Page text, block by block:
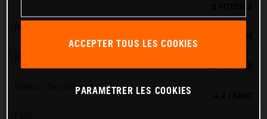
REFROIDISSEMENT LIQUIDE
SINGLE CYLINDER
Moteur - Supplément
ACCEPTER TOUS LES COOKIES
PARAMÉTRER LES COOKIES